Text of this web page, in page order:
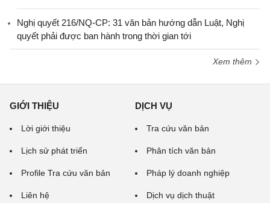
Nghị quyết 216/NQ-CP: 31 văn bản hướng dẫn Luật, Nghị
quyết phải được ban hành trong thời gian tới
Xem thêm
GIỚI THIỆU
Lời giới thiệu
Lịch sử phát triển
Profile Tra cứu văn bản
Liên hệ
DỊCH VỤ
Tra cứu văn bản
Phân tích văn bản
Pháp lý doanh nghiệp
Dịch vụ dịch thuật